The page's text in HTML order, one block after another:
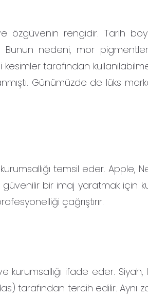
özgüvenin rengidir. Tarih
Bunun nedeni, mor
tarafından
Günümüzde de lüks
kurumsallığı temsil eder.
bir imaj yaratmak için
çağrıştırır.
kurumsallığı ifade eder.
tarafından tercih edilir.